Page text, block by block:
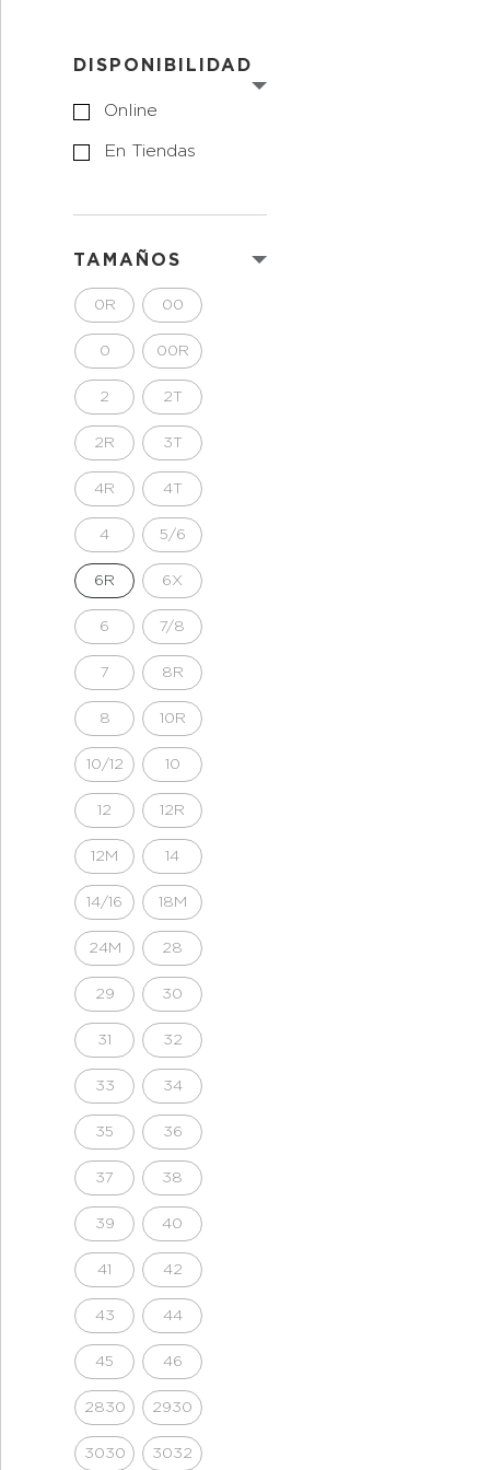
DISPONIBILIDAD
Online
En Tiendas
TAMAÑOS
0R 00
0 00R
2 2T
2R 3T
4R 4T
4 5/6
6R 6X
6 7/8
7 8R
8 10R
10/12 10
12 12R
12M 14
14/16 18M
24M 28
29 30
31 32
33 34
35 36
37 38
39 40
41 42
43 44
45 46
2830 2930
3030 3032